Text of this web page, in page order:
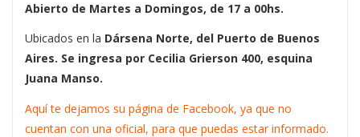
Abierto de Martes a Domingos, de 17 a 00hs.
Ubicados en la Dársena Norte, del Puerto de Buenos
Aires. Se ingresa por Cecilia Grierson 400, esquina
Juana Manso.
Aquí te dejamos su página de Facebook, ya que no
cuentan con una oficial, para que puedas estar informado.